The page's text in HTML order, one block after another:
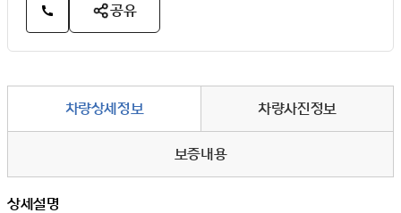
공유
차량상세정보 차량사진정보
보증내용
상세설명